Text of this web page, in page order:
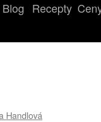
Blog Recepty
Handlová